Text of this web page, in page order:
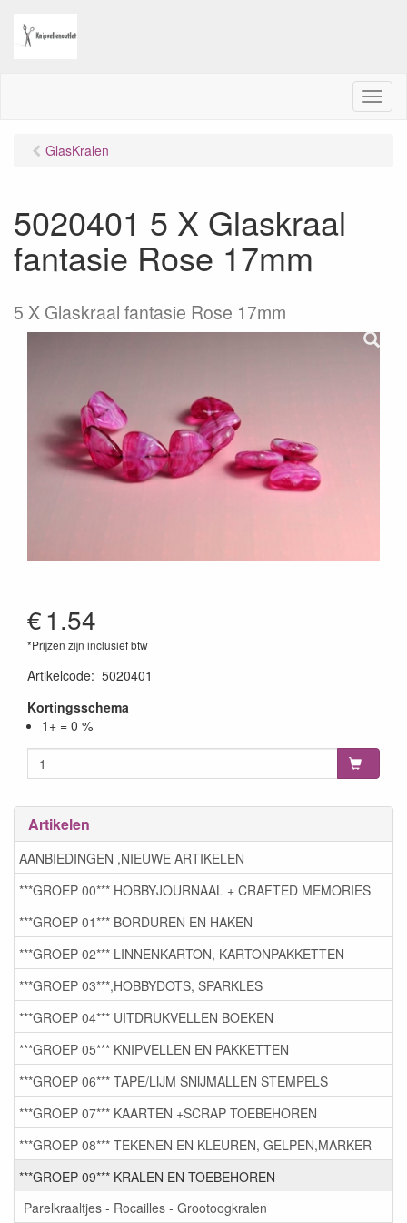
M
e
GlasKralen
5020401 5 X Glaskraal
fantasie Rose 17mm
5 X Glaskraal fantasie Rose 17mm
€1.54
*Prijzen zijn inclusief btw
Artikelcode: 5020401
Kortingsschema
1+ = 0 %
Artikelen
AANBIEDINGEN ,NIEUWE ARTIKELEN
***GROEP 00*** HOBBYJOURNAAL + CRAFTED MEMORIES
***GROEP 01*** BORDUREN EN HAKEN
***GROEP 02*** LINNENKARTON, KARTONPAKKETTEN
***GROEP 03***,HOBBYDOTS, SPARKLES
***GROEP 04*** UITDRUKVELLEN BOEKEN
***GROEP 05*** KNIPVELLEN EN PAKKETTEN
***GROEP 06*** TAPE/LIJM SNIJMALLEN STEMPELS
***GROEP 07*** KAARTEN +SCRAP TOEBEHOREN
***GROEP 08*** TEKENEN EN KLEUREN, GELPEN,MARKER
***GROEP 09*** KRALEN EN TOEBEHOREN
Parelkraaltjes - Rocailles - Grootoogkralen